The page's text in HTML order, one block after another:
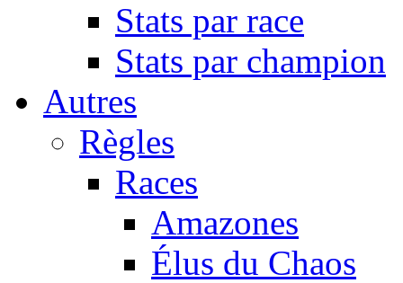
Stats par race
Stats par champion
Autres
Règles
Races
Amazones
Élus du Chaos